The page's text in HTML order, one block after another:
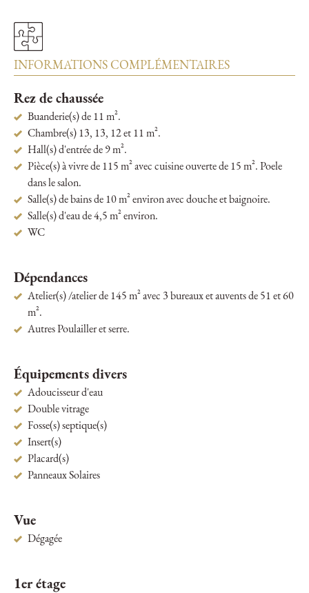
INFORMATIONS COMPLÉMENTAIRES
Rez de chaussée
Buanderie(s) de 11 m².
Chambre(s) 13, 13, 12 et 11 m².
Hall(s) d'entrée de 9 m².
Pièce(s) à vivre de 115 m² avec cuisine ouverte de 15 m². Poele
dans le salon.
Salle(s) de bains de 10 m² environ avec douche et baignoire.
Salle(s) d'eau de 4,5 m² environ.
WC
Dépendances
Atelier(s) /atelier de 145 m² avec 3 bureaux et auvents de 51 et 60
m².
Autres Poulailler et serre.
Équipements divers
Adoucisseur d'eau
Double vitrage
Fosse(s) septique(s)
Insert(s)
Placard(s)
Panneaux Solaires
Vue
Dégagée
1er étage